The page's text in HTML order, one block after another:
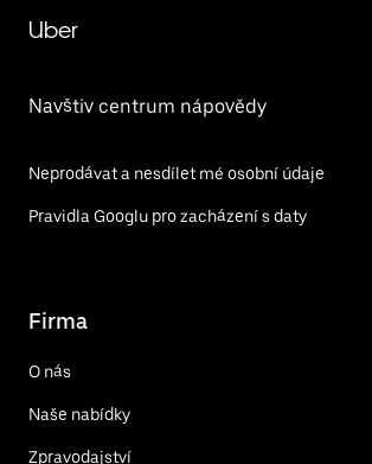
Uber
Navštiv centrum nápovědy
Neprodávat a nesdílet mé osobní údaje
Pravidla Googlu pro zacházení s daty
Firma
O nás
Naše nabídky
Zpravodajství